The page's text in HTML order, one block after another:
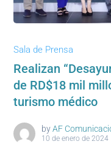
Sala de Prensa
Realizan
de RD$18 mil
turismo médico
by AF
10 de enero de 2024